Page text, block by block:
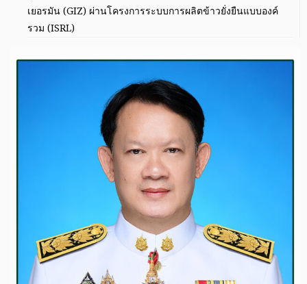
เยอรมัน (GIZ) ผ่านโครงการระบบการผลิตข้าวยั่งยืนแบบองค์
รวม (ISRL)